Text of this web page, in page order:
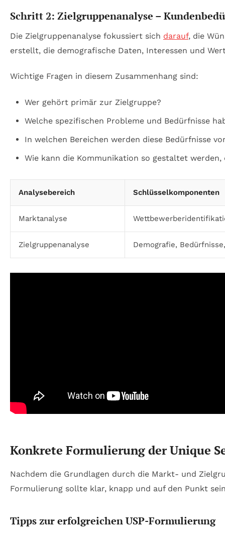
Schritt 2: Zielgruppenanalyse –
Die Zielgruppenanalyse fokussiert sich darauf, die
erstellt, die demografische Daten, Interessen und
Wichtige Fragen in diesem Zusammenhang sind:
Wer gehört primär zur Zielgruppe?
Welche spezifischen Probleme und Bedürfnisse
In welchen Bereichen werden diese Bedürfnisse
Wie kann die Kommunikation so gestaltet
Analysebereich Schlüsselkomponenten
Marktanalyse
Zielgruppenanalyse Demografie,
Konkrete Formulierung der Unique
Nachdem die Grundlagen durch die Markt- und
Formulierung sollte klar, knapp und auf den Punkt
Tipps zur erfolgreichen USP-Formulierung